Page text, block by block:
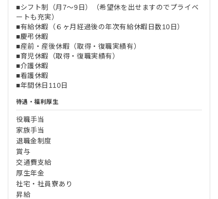
■シフト制（月7～9日）（希望休を出せますのでプライベ
ートも充実）
■有給休暇（６ヶ月経過後の年次有給休暇日数10日）
■慶弔休暇
■産前・産後休暇（取得・復職実績有）
■育児休暇（取得・復職実績有）
■介護休暇
■看護休暇
■年間休日110日
待遇・福利厚生
役職手当
家族手当
退職金制度
賞与
交通費支給
厚生年金
社宅・社員寮あり
昇給